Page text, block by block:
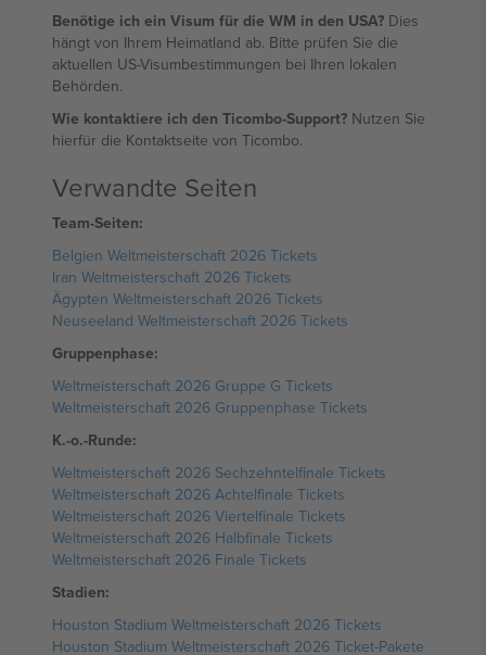
Benötige ich ein Visum für die WM in den USA? Dies
hängt von Ihrem Heimatland ab. Bitte prüfen Sie die
aktuellen US-Visumbestimmungen bei Ihren lokalen
Behörden.
Wie kontaktiere ich den Ticombo-Support? Nutzen Sie
hierfür die Kontaktseite von Ticombo.
Verwandte Seiten
Team-Seiten:
Belgien Weltmeisterschaft 2026 Tickets
Iran Weltmeisterschaft 2026 Tickets
Ägypten Weltmeisterschaft 2026 Tickets
Neuseeland Weltmeisterschaft 2026 Tickets
Gruppenphase:
Weltmeisterschaft 2026 Gruppe G Tickets
Weltmeisterschaft 2026 Gruppenphase Tickets
K.-o.-Runde:
Weltmeisterschaft 2026 Sechzehntelfinale Tickets
Weltmeisterschaft 2026 Achtelfinale Tickets
Weltmeisterschaft 2026 Viertelfinale Tickets
Weltmeisterschaft 2026 Halbfinale Tickets
Weltmeisterschaft 2026 Finale Tickets
Stadien:
Houston Stadium Weltmeisterschaft 2026 Tickets
Houston Stadium Weltmeisterschaft 2026 Ticket-Pakete